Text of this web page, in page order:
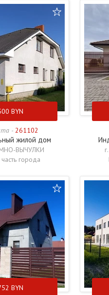
BYN
- 261102
жилой дом
ВЫЧУЛКИ
города
BYN